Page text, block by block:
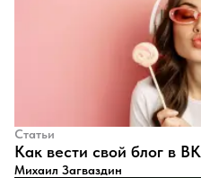
Статьи
​Как вести свой блог в ВК
Михаил Загваздин